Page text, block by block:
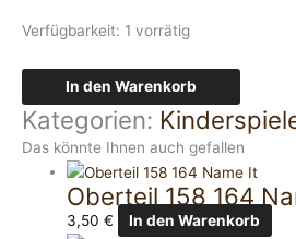
Verfügbarkeit: 1 vorrätig
In den Warenkorb
Kategorien:
Das könnte Ihnen auch gefallen
Oberteil 158 164
3,50€ In den Warenkorb